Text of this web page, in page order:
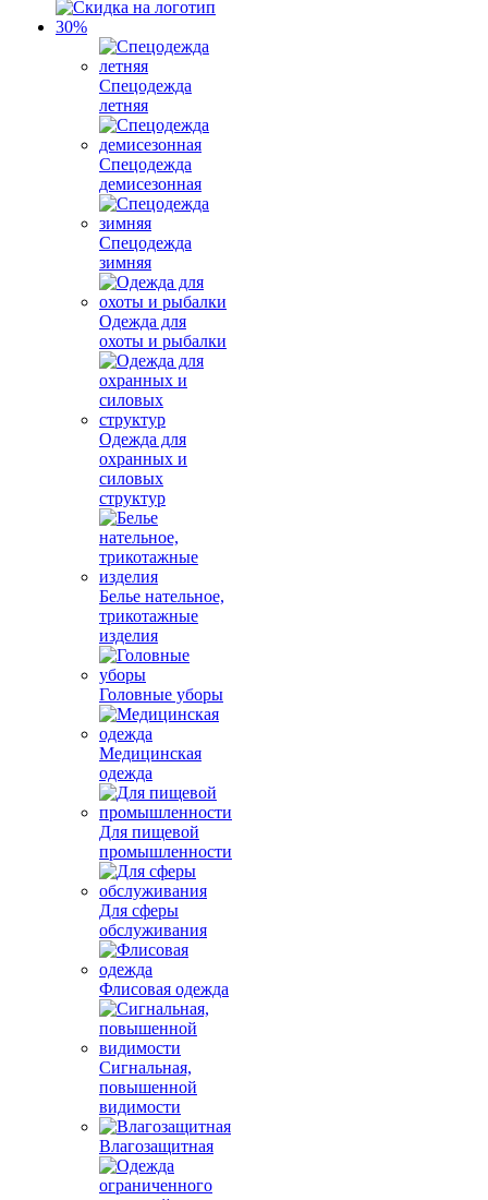
Спецодежда
летняя
Спецодежда
демисезонная
Спецодежда
зимняя
Одежда для
охоты и рыбалки
Одежда для
охранных и
силовых
структур
Белье нательное,
трикотажные
изделия
Головные уборы
Медицинская
одежда
Для пищевой
промышленности
Для сферы
обслуживания
Флисовая одежда
Сигнальная,
повышенной
видимости
Влагозащитная